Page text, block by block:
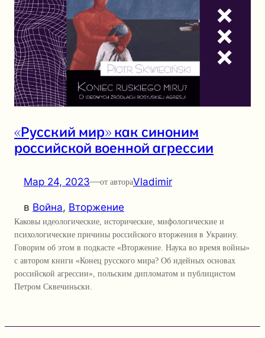
«Русский мир» как синоним
российской военной агрессии
Мар 24, 2023—от автораVladimir
в Война, Вторжение
Каковы идеологические, исторические, мифологические и
психологические причины российского вторжения в Украину.
Говорим об этом в подкасте «Вторжение. Наука во время войны»
с автором книги «Конец русского мира? Об идейных основах
российской агрессии», польским дипломатом и публицистом
Петром Сквечиньски.